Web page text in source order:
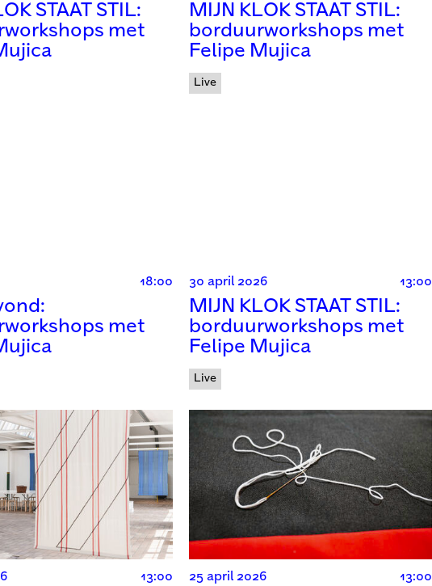
STAAT STIL:
met
MIJN KLOK STAAT STIL:
borduurworkshops met
Felipe Mujica
Live
18:00
met
30 april 2026 13:00
MIJN KLOK STAAT STIL:
borduurworkshops met
Felipe Mujica
Live
13:00 25 april 2026 13:00